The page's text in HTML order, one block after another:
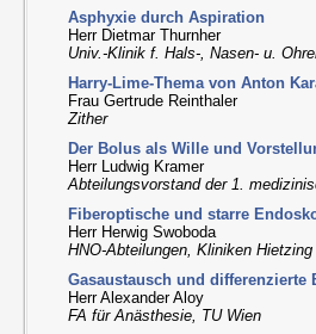
Asphyxie durch Aspiration
Herr Dietmar Thurnher
Univ.-Klinik f. Hals-, Nasen- u.
Harry-Lime-Thema von Anton
Frau Gertrude Reinthaler
Zither
Der Bolus als Wille und
Herr Ludwig Kramer
Abteilungsvorstand der 1.
Fiberoptische und starre
Herr Herwig Swoboda
HNO-Abteilungen, Kliniken
Gasaustausch und differenzierte
Herr Alexander Aloy
FA für Anästhesie, TU Wien